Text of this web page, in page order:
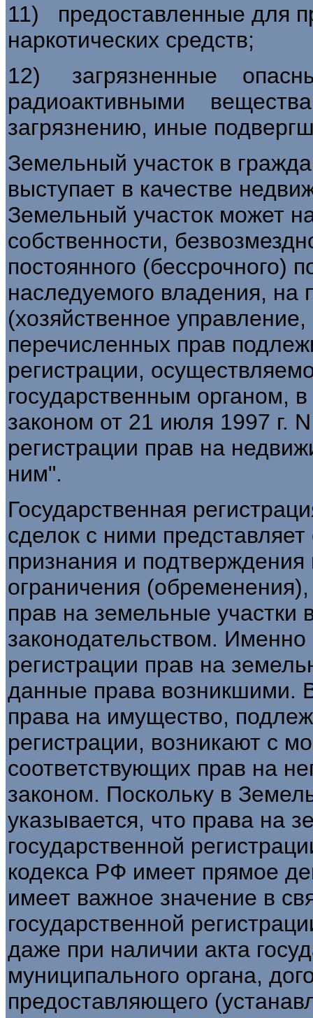
11) предоставленные для
наркотических средств;
12) загрязненные
радиоактивными
загрязнению, иные
Земельный участок в
выступает в качестве
Земельный участок может
собственности,
постоянного (бессрочного)
наследуемого владения,
(хозяйственное
перечисленных прав
регистрации,
государственным органом,
законом от 21 июля 1997 г.
регистрации прав на
ним".
Государственная
сделок с ними
признания и подтверждения
ограничения
прав на земельные участки
законодательством.
регистрации прав на
данные права возникшими.
права на имущество,
регистрации, возникают с
соответствующих прав на
законом. Поскольку в
указывается, что права на
государственной
кодекса РФ имеет прямое
имеет важное значение в
государственной
даже при наличии акта
муниципального органа,
предоставляющего